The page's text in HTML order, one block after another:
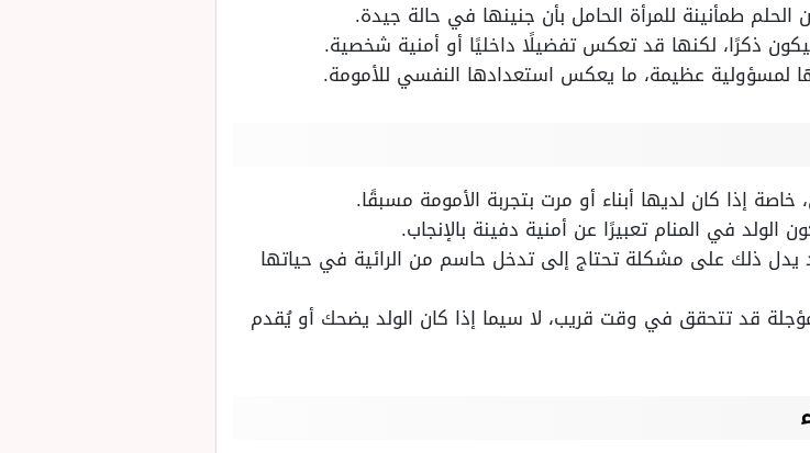
طمأنينة للمرأة الحامل بأن جنينها في حالة جيدة.
ذكرًا، لكنها قد تعكس تفضيلًا داخليًا أو أمنية شخصية.
لمسؤولية عظيمة، ما يعكس استعدادها النفسي للأمومة.
خاصة إذا كان لديها أبناء أو مرت بتجربة الأمومة مسبقًا.
الولد في المنام تعبيرًا عن أمنية دفينة بالإنجاب.
يدل ذلك على مشكلة تحتاج إلى تدخل حاسم من الرائية في حياتها
قد تتحقق في وقت قريب، لا سيما إذا كان الولد يضحك أو يُقدم